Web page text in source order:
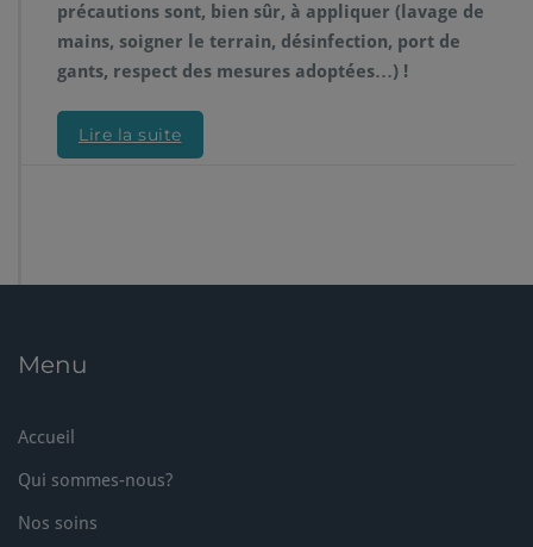
précautions sont, bien sûr, à appliquer (lavage de
mains, soigner le terrain, désinfection, port de
gants, respect des mesures adoptées…) !
Lire la suite
Menu
Accueil
Qui sommes-nous?
Nos soins